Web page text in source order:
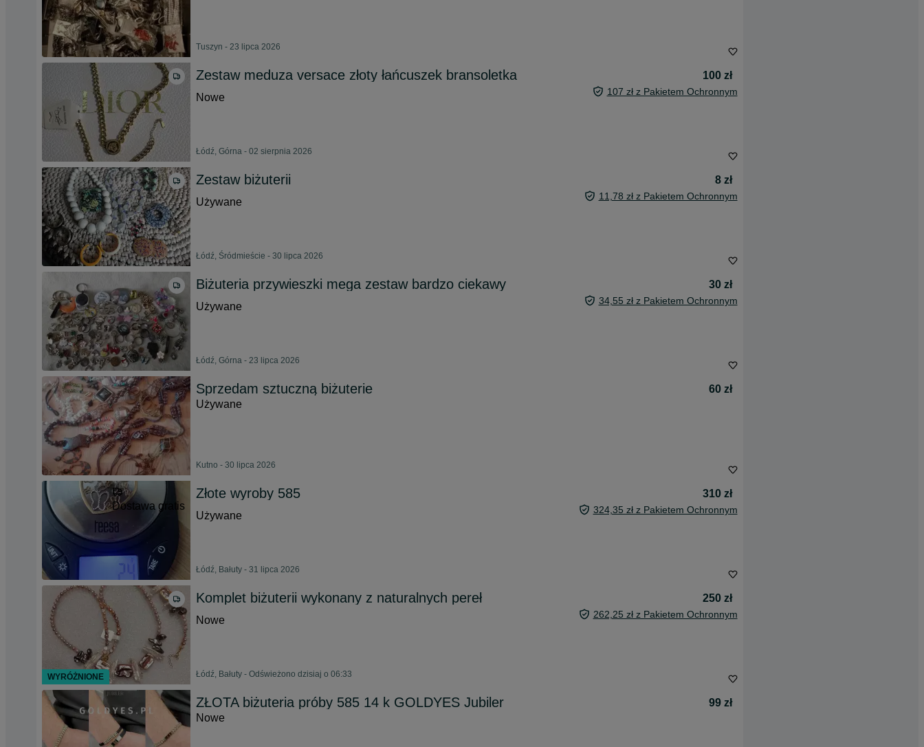
Tuszyn - 23 lipca 2026
Zestaw meduza versace złoty łańcuszek bransoletka
100 zł
Nowe
107 zł z Pakietem Ochronnym
Łódź, Górna - 02 sierpnia 2026
Zestaw biżuterii
8 zł
Używane
11,78 zł z Pakietem Ochronnym
Łódź, Śródmieście - 30 lipca 2026
Biżuteria przywieszki mega zestaw bardzo ciekawy
30 zł
Używane
34,55 zł z Pakietem Ochronnym
Łódź, Górna - 23 lipca 2026
Sprzedam sztuczną biżuterie
60 zł
Używane
Kutno - 30 lipca 2026
Dostawa gratis
Złote wyroby 585
310 zł
Używane
324,35 zł z Pakietem Ochronnym
Łódź, Bałuty - 31 lipca 2026
Komplet biżuterii wykonany z naturalnych pereł
250 zł
Nowe
262,25 zł z Pakietem Ochronnym
Łódź, Bałuty - Odświeżono dzisiaj o 06:33
ZŁOTA biżuteria próby 585 14 k GOLDYES Jubiler
99 zł
Nowe
WYRÓŻNIONE